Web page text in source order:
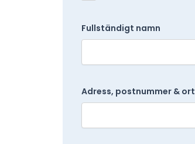
Fullständigt namn
Adress, postnummer & ort